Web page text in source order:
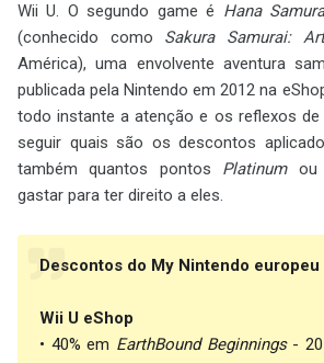
Wii U. O segundo game é Hana
(conhecido como Sakura Samurai:
América), uma envolvente aventura
publicada pela Nintendo em 2012 na
todo instante a atenção e os reflexos de
seguir quais são os descontos
também quantos pontos Platinumou
gastar para ter direito a eles.
Descontos do My Nintendo europeu
Wii U eShop
• 40% em EarthBound Beginnings- 20